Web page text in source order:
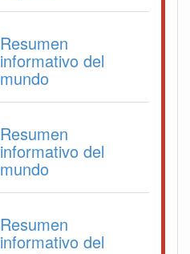
Resumen
informativo del
mundo
Resumen
informativo del
mundo
Resumen
informativo del